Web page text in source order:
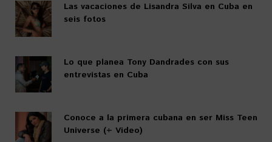
Las vacaciones de Lisandra Silva en Cuba en
seis fotos
Lo que planea Tony Dandrades con sus
entrevistas en Cuba
Conoce a la primera cubana en ser Miss Teen
Universe (+ Video)